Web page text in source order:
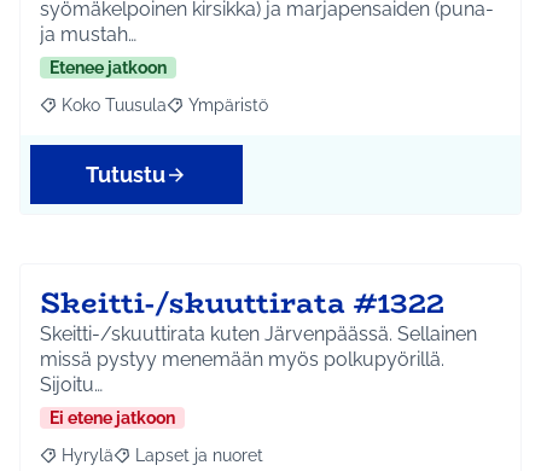
syömäkelpoinen kirsikka) ja marjapensaiden (puna-
ja mustah…
Etenee jatkoon
Rajaa tulokset aihepiirin mukaan: Koko Tuusula
Koko Tuusula Rajaa tulokset teeman mukaan: Ympäristö
Ympäristö
Tutustu
Skeitti-/skuuttirata #1322
Skeitti-/skuuttirata kuten Järvenpäässä. Sellainen
missä pystyy menemään myös polkupyörillä.
Sijoitu…
Ei etene jatkoon
Rajaa tulokset aihepiirin mukaan: Hyrylä
Hyrylä Rajaa tulokset teeman mukaan: Lapset ja nuoret
Lapset ja nuoret